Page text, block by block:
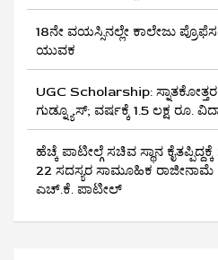
18ನೇ ವಯಸ್ಸಿನಲ್ಲೇ ಕಾಲೇಜು
ಯುವಕ
UGC Scholarship:
ಗುಡ್ನ್ಯೂಸ್; ವರ್ಷಕ್ಕೆ 1.5 ಲಕ್ಷ ರೂ.
ಹೆಚ್ಕೆ ಪಾಟೀಲ್ಗೆ ಸಚಿವ ಸ್ಥಾನ
22 ಸದಸ್ಯರ ಸಾಮೂಹಿಕ ರಾಜೀನಾಮೆ
ಎಚ್.ಕೆ. ಪಾಟೀಲ್